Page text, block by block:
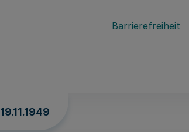
Barrierefreiheit
19.11.1949